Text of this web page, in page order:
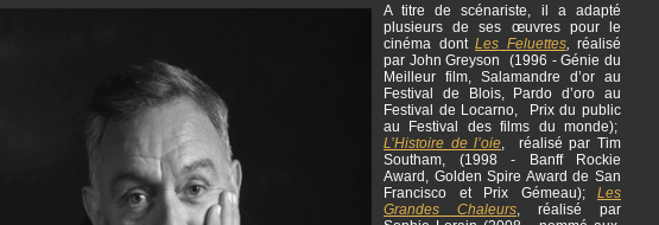
A titre de scénariste, il a adapté
plusieurs de ses œuvres pour le
cinéma dont Les Feluettes,
réalisé
par John Greyson (1996 - Génie du
Meilleur film, Salamandre d’or au
Festival de Blois, Pardo d’oro au
Festival de Locarno, Prix du public
au Festival des films du monde);
L’Histoire de l’oie , réalisé par Tim
Southam, (1998 - Banff Rockie
Award, Golden Spire Award de San
Francisco et Prix Gémeau); Les
Grandes Chaleurs , réalisé par